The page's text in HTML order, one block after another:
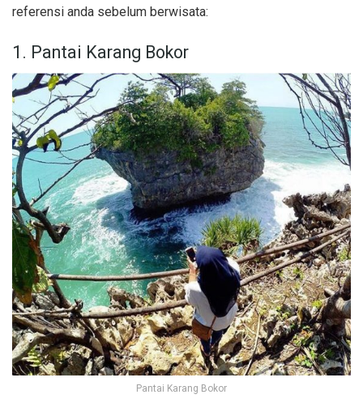
referensi anda sebelum berwisata:
1. Pantai Karang Bokor
Pantai Karang Bokor